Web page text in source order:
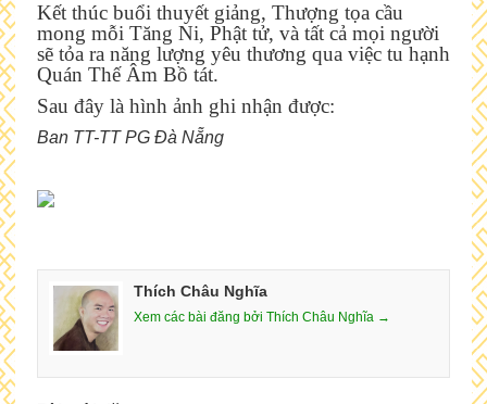
Kết thúc buổi thuyết giảng, Thượng tọa cầu
mong mỗi Tăng Ni, Phật tử, và tất cả mọi người
sẽ tỏa ra năng lượng yêu thương qua việc tu hạnh
Quán Thế Âm Bồ tát.
Sau đây là hình ảnh ghi nhận được:
Ban TT-TT PG Đà Nẵng
Thích Châu Nghĩa
Xem các bài đăng bởi Thích Châu Nghĩa →